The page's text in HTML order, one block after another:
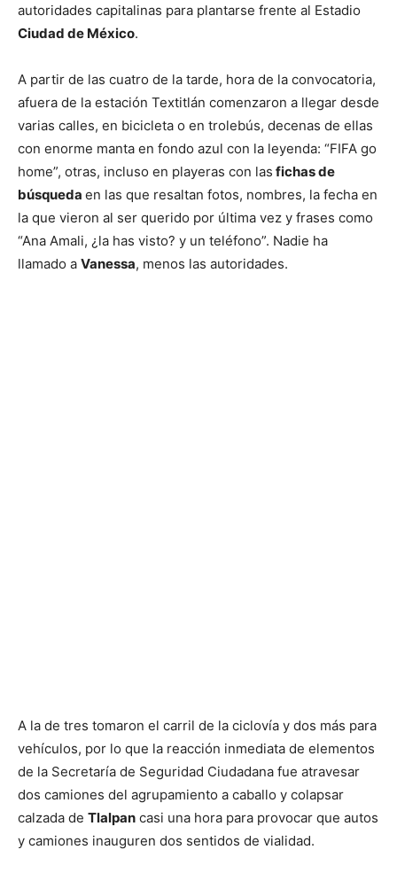
autoridades capitalinas para plantarse frente al Estadio
Ciudad de México.
A partir de las cuatro de la tarde, hora de la convocatoria,
afuera de la estación Textitlán comenzaron a llegar desde
varias calles, en bicicleta o en trolebús, decenas de ellas
con enorme manta en fondo azul con la leyenda: “FIFA go
home”, otras, incluso en playeras con las fichas de
búsqueda en las que resaltan fotos, nombres, la fecha en
la que vieron al ser querido por última vez y frases como
“Ana Amali, ¿la has visto? y un teléfono”. Nadie ha
llamado a Vanessa, menos las autoridades.
A la de tres tomaron el carril de la ciclovía y dos más para
vehículos, por lo que la reacción inmediata de elementos
de la Secretaría de Seguridad Ciudadana fue atravesar
dos camiones del agrupamiento a caballo y colapsar
calzada de Tlalpan casi una hora para provocar que autos
y camiones inauguren dos sentidos de vialidad.